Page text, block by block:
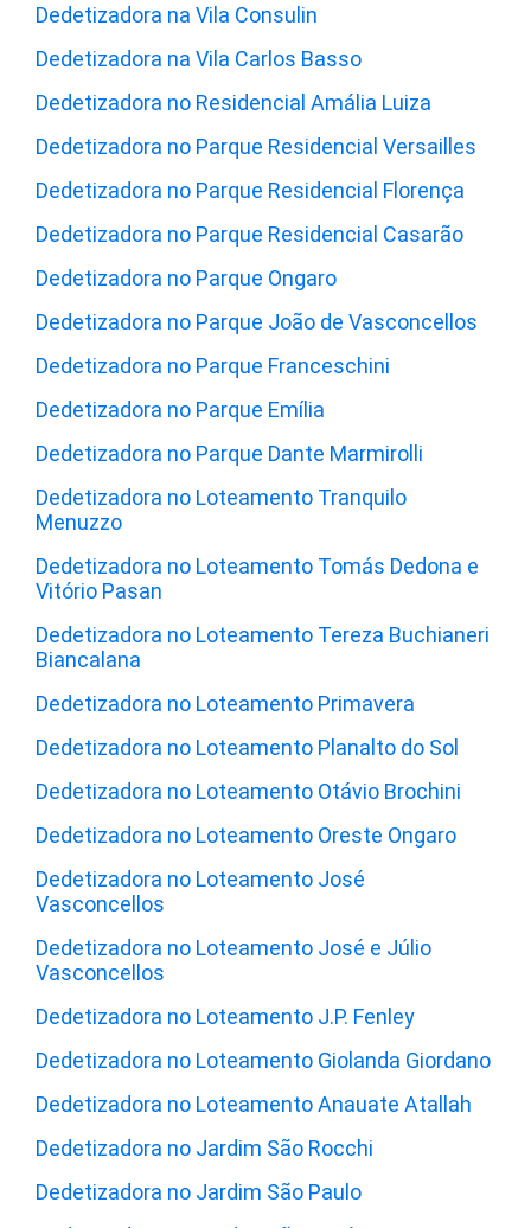
Dedetizadora na Vila Consulin
Dedetizadora na Vila Carlos Basso
Dedetizadora no Residencial Amália Luiza
Dedetizadora no Parque Residencial Versailles
Dedetizadora no Parque Residencial Florença
Dedetizadora no Parque Residencial Casarão
Dedetizadora no Parque Ongaro
Dedetizadora no Parque João de Vasconcellos
Dedetizadora no Parque Franceschini
Dedetizadora no Parque Emília
Dedetizadora no Parque Dante Marmirolli
Dedetizadora no Loteamento Tranquilo
Menuzzo
Dedetizadora no Loteamento Tomás Dedona e
Vitório Pasan
Dedetizadora no Loteamento Tereza Buchianeri
Biancalana
Dedetizadora no Loteamento Primavera
Dedetizadora no Loteamento Planalto do Sol
Dedetizadora no Loteamento Otávio Brochini
Dedetizadora no Loteamento Oreste Ongaro
Dedetizadora no Loteamento José
Vasconcellos
Dedetizadora no Loteamento José e Júlio
Vasconcellos
Dedetizadora no Loteamento J.P. Fenley
Dedetizadora no Loteamento Giolanda Giordano
Dedetizadora no Loteamento Anauate Atallah
Dedetizadora no Jardim São Rocchi
Dedetizadora no Jardim São Paulo